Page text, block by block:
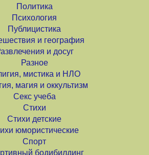
Политика
Психология
Публицистика
и география
и досуг
Разное
мистика и НЛО
магия и оккультизм
Секс учеба
Стихи
Стихи детские
юмористические
Спорт
бодибилдинг